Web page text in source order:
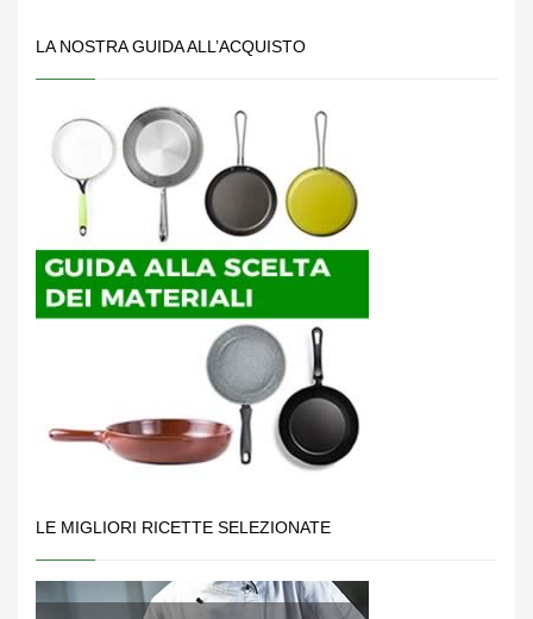
LA NOSTRA GUIDA ALL’ACQUISTO
LE MIGLIORI RICETTE SELEZIONATE